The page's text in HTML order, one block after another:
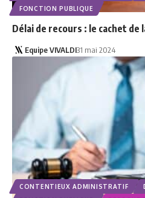
FONCTION PUBLIQUE
Délai de recours : le cachet
Equipe VIVALDI31 mai 2024
CONTENTIEUX ADMINISTRATIF